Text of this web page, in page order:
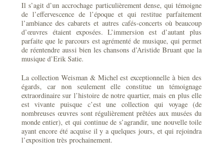
Il s’agit d’un accrochage particulièrement dense, qui témoigne
de l’effervescence de l’époque et qui restitue parfaitement
l’ambiance des cabarets et autres cafés-concerts où beaucoup
d’œuvres étaient exposées. L’immersion est d’autant plus
parfaite que le parcours est agrémenté de musique, qui permet
de réentendre aussi bien les chansons d’Aristide Bruant que la
musique d’Erik Satie.
La collection Weisman & Michel est exceptionnelle à bien des
égards, car non seulement elle constitue un témoignage
extraordinaire sur l’histoire de notre quartier, mais en plus elle
est vivante puisque c’est une collection qui voyage (de
nombreuses œuvres sont régulièrement prêtées aux musées du
monde entier), et qui continue de s’agrandir, une nouvelle toile
ayant encore été acquise il y a quelques jours, et qui rejoindra
l’exposition très prochainement.